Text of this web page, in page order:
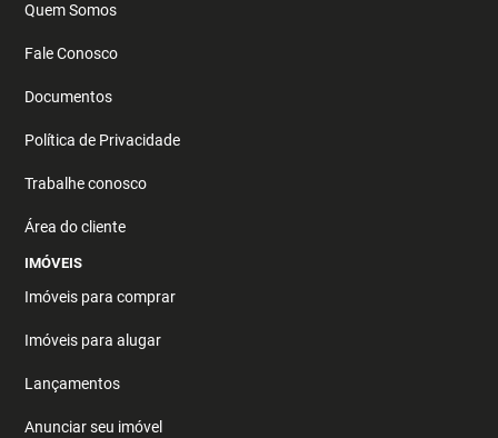
Quem Somos
Fale Conosco
Documentos
Política de Privacidade
Trabalhe conosco
Área do cliente
IMÓVEIS
Imóveis para comprar
Imóveis para alugar
Lançamentos
Anunciar seu imóvel